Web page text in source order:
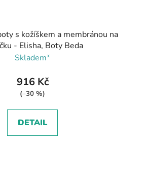
s kožíškem a membránou na
- Elisha, Boty Beda
Skladem*
916 Kč
(–30 %)
DETAIL